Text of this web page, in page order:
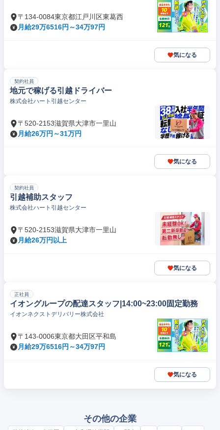
〒134-0084東京都江戸川区東葛西
月給29万6516円～34万97円
気になる
契約社員
地元で稼げる引越ドライバー
株式会社ハート引越センター
〒520-2153滋賀県大津市一里山
月給26万円～31万円
気になる
契約社員
引越補助スタッフ
株式会社ハート引越センター
〒520-2153滋賀県大津市一里山
月給26万円以上
気になる
正社員
イオングループの配達スタッフ|14:00~23:00固定勤務
イオンネクストデリバリー株式会社
〒143-0006東京都大田区平和島
月給29万6516円～34万97円
気になる
その他の企業